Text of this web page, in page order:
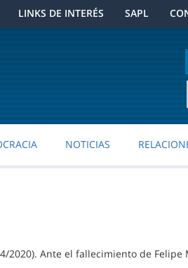
LINKS DE INTERÉS SAPL
NOTICIAS
2020). Ante el fallecimiento de Felipe